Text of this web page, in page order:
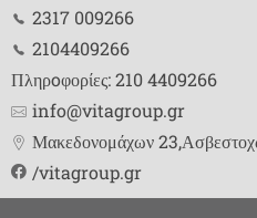
2317 009266
2104409266
Πληρoφορίες: 210 4409266
info@vitagroup.gr
Μακεδονομάχων
/vitagroup.gr